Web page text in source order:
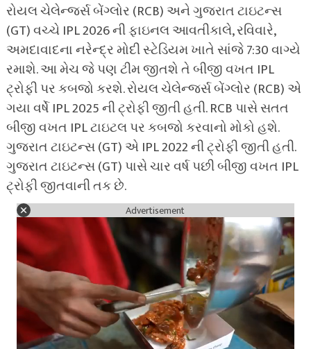
રોયલ ચેલેન્જર્સ બેંગ્લોર (RCB) અને ગુજરાત ટાઇટન્સ
(GT) વચ્ચે IPL 2026 ની ફાઇનલ આવતીકાલે, રવિવારે,
અમદાવાદના નરેન્દ્ર મોદી સ્ટેડિયમ ખાતે સાંજે 7:30 વાગ્યે
રમાશે. આ મેચ જે પણ ટીમ જીતશે તે બીજી વખત IPL
ટ્રોફી પર કબજો કરશે. રોયલ ચેલેન્જર્સ બેંગ્લોર (RCB) એ
ગયા વર્ષે IPL 2025 ની ટ્રોફી જીતી હતી. RCB પાસે સતત
બીજી વખત IPL ટાઇટલ પર કબજો કરવાનો મોકો હશે.
ગુજરાત ટાઇટન્સ (GT) એ IPL 2022 ની ટ્રોફી જીતી હતી.
ગુજરાત ટાઇટન્સ (GT) પાસે ચાર વર્ષ પછી બીજી વખત IPL
ટ્રોફી જીતવાની તક છે.
Advertisement